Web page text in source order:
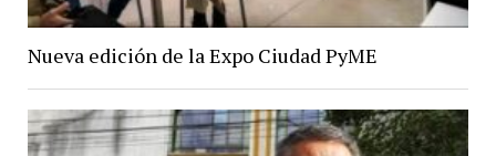
Nueva edición de la Expo Ciudad PyME